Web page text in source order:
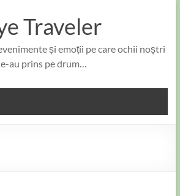
Traveler
și emoții pe care ochii noștri
au prins pe drum…